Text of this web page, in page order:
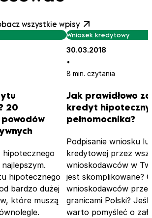
wszystkie wpisy
20
hipotecznego
hipotecznego
bardzo dużej
które muszą
Wniosek kredytowy
30.03.2018
•
8 min. czytania
Jak prawidłowo
kredyt
pełnomocnika?
Podpisanie wniosku
kredytowej przez
wnioskodawców w
jest skomplikowane?
wnioskodawców
granicami Polski?
warto pomyśleć o